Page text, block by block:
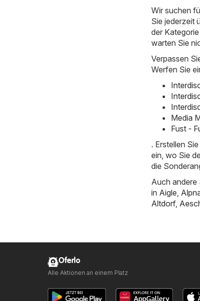
Wir suchen
Sie jederzeit
der
warten Sie
Verpassen
Werfen Sie
Media
Fust -
. Erstellen
ein, wo Sie
die
Auch andere
in Aigle
Altdorf,
Oferlo
Alle Aktionen an einem Platz